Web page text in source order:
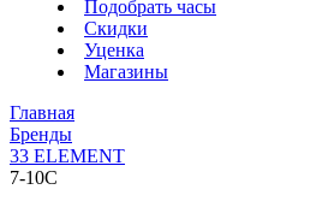
Подобрать часы
Скидки
Уценка
Магазины
Главная
Бренды
33 ELEMENT
7-10C